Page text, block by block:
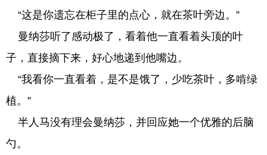
“这是你遗忘在柜子里的点心，就在茶叶旁边。”
曼纳莎听了感动极了，看着他一直看着头顶的叶
子，直接摘下来，好心地递到他嘴边。
“我看你一直看着，是不是饿了，少吃茶叶，多啃绿
植。”
半人马没有理会曼纳莎，并回应她一个优雅的后脑
勺。